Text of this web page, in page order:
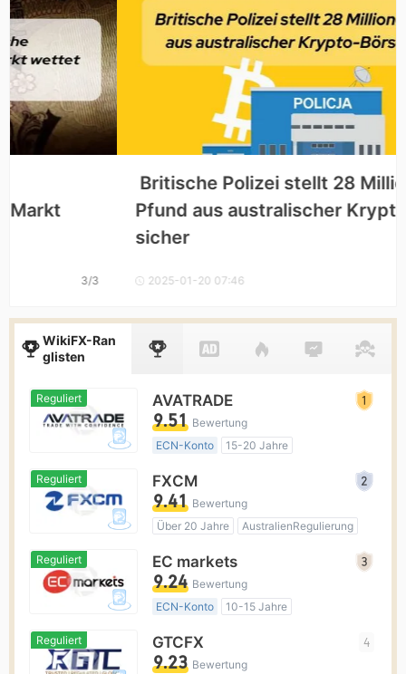
GTCFX
Britische Polizei stellt 28 Millionen
Pfund aus australischer Krypto-Börse
2025-01-20 07:46
WikiFX-Ran
glisten
Reguliert AVATRADE
9.51 Bewertung
ECN-Konto
15-20 Jahre
Market Making (MM)
Globales Geschäft
Reguliert FXCM
9.41 Bewertung
Über 20 Jahre
AustralienRegulierung
Regionale Kaufmann
Reguliert EC markets
9.24 Bewertung
ECN-Konto
10-15 Jahre
Market Making (MM)
Reguliert GTCFX 4
9.23 Bewertung